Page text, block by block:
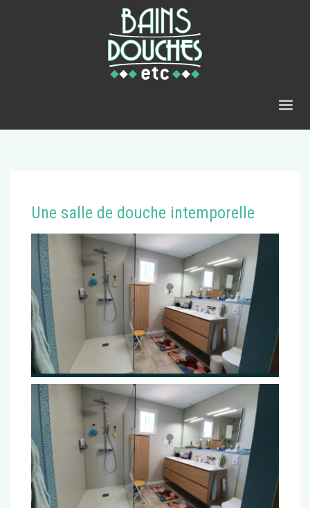
Une salle de douche intemporelle